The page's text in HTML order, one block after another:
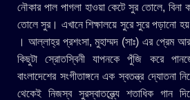
নৌকার পাল পাগলা হাওয়া কেটে সুর তোলে, বিনা
তোলে সুর। এখানে শিক্ষালয়ে সুরে সুরে পড়ানো
। আল্লাহ্র প্রশংসা, মুহাম্মদ (সাঃ) এর প্রেম
কিছুটা স্রোতস্বিনী যাপনকে পুঁজি করে
বাংলাদেশের সংগীতাঙ্গনে এক স্বতন্ত্র দ্যোতনা
থেকেই নিজস্ব সুরস্বাতন্ত্র্যে শতাধিক গান